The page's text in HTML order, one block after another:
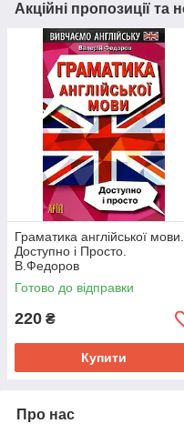
Акційні пропозиції та
Граматика англійської мови.
Доступно і Просто.
В.Федоров
Готово до відправки
220 ₴
Купити
Про нас